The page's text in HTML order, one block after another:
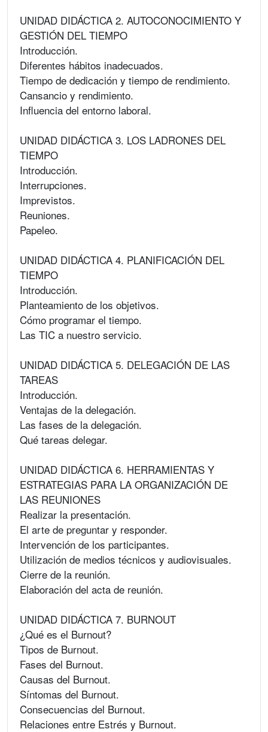
UNIDAD DIDÁCTICA 2. AUTOCONOCIMIENTO Y
GESTIÓN DEL TIEMPO
Introducción.
Diferentes hábitos inadecuados.
Tiempo de dedicación y tiempo de rendimiento.
Cansancio y rendimiento.
Influencia del entorno laboral.
UNIDAD DIDÁCTICA 3. LOS LADRONES DEL
TIEMPO
Introducción.
Interrupciones.
Imprevistos.
Reuniones.
Papeleo.
UNIDAD DIDÁCTICA 4. PLANIFICACIÓN DEL
TIEMPO
Introducción.
Planteamiento de los objetivos.
Cómo programar el tiempo.
Las TIC a nuestro servicio.
UNIDAD DIDÁCTICA 5. DELEGACIÓN DE LAS
TAREAS
Introducción.
Ventajas de la delegación.
Las fases de la delegación.
Qué tareas delegar.
UNIDAD DIDÁCTICA 6. HERRAMIENTAS Y
ESTRATEGIAS PARA LA ORGANIZACIÓN DE
LAS REUNIONES
Realizar la presentación.
El arte de preguntar y responder.
Intervención de los participantes.
Utilización de medios técnicos y audiovisuales.
Cierre de la reunión.
Elaboración del acta de reunión.
UNIDAD DIDÁCTICA 7. BURNOUT
¿Qué es el Burnout?
Tipos de Burnout.
Fases del Burnout.
Causas del Burnout.
Síntomas del Burnout.
Consecuencias del Burnout.
Relaciones entre Estrés y Burnout.